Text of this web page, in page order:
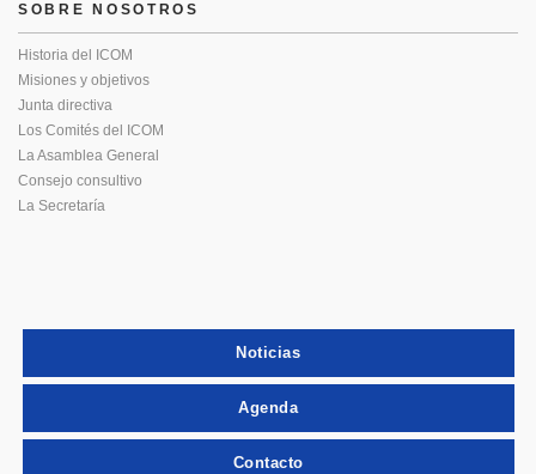
SOBRE NOSOTROS
Historia del ICOM
Misiones y objetivos
Junta directiva
Los Comités del ICOM
La Asamblea General
Consejo consultivo
La Secretaría
Noticias
Agenda
Contacto